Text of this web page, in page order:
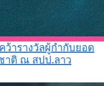
ารางวัลผู้กำกับยอด
าติ ณ สปป.ลาว